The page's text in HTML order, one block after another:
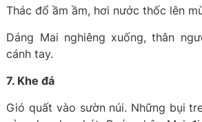
Thác đổ ầm ầm, hơi nước thốc lên
Dáng Mai nghiêng xuống, thân
cánh tay.
7. Khe đá
Gió quất vào sườn núi. Những bụi